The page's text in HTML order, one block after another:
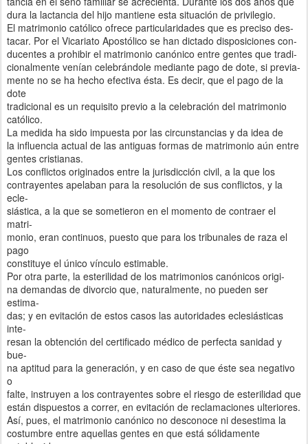
dura la lactancia del hijo mantiene esta situación de privilegio.
El matrimonio católico ofrece particularidades que es preciso des-
tacar. Por el Vicariato Apostólico se han dictado disposiciones con-
ducentes a prohibir el matrimonio canónico entre gentes que tradi-
cionalmente venían celebrándole mediante pago de dote, si previa-
mente no se ha hecho efectiva ésta. Es decir, que el pago de la
dote
tradicional es un requisito previo a la celebración del matrimonio
católico.
La medida ha sido impuesta por las circunstancias y da idea de
la influencia actual de las antiguas formas de matrimonio aún entre
gentes cristianas.
Los conflictos originados entre la jurisdicción civil, a la que los
contrayentes apelaban para la resolución de sus conflictos, y la
ecle-
siástica, a la que se sometieron en el momento de contraer el
matri-
monio, eran continuos, puesto que para los tribunales de raza el
pago
constituye el único vínculo estimable.
Por otra parte, la esterilidad de los matrimonios canónicos origi-
na demandas de divorcio que, naturalmente, no pueden ser
estima-
das; y en evitación de estos casos las autoridades eclesiásticas
inte-
resan la obtención del certificado médico de perfecta sanidad y
bue-
na aptitud para la generación, y en caso de que éste sea negativo
o
falte, instruyen a los contrayentes sobre el riesgo de esterilidad que
están dispuestos a correr, en evitación de reclamaciones ulteriores.
Así, pues, el matrimonio canónico no desconoce ni desestima la
costumbre entre aquellas gentes en que está sólidamente